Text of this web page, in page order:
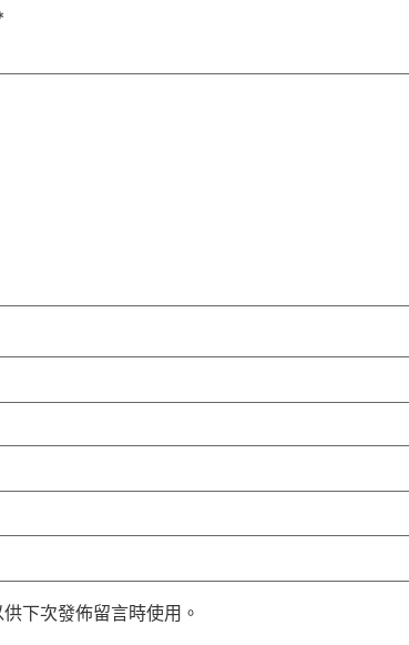
下次發佈留言時使用。